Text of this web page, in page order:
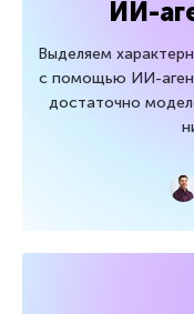
ИИ-
Выделяем
с помощью ИИ-
достаточно